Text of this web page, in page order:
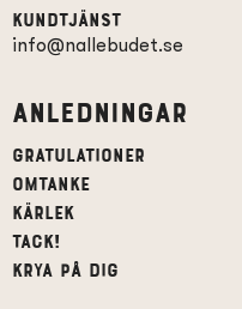
Kundtjänst
info@nallebudet.se
Anledningar
Gratulationer
Omtanke
Kärlek
Tack!
Krya på dig